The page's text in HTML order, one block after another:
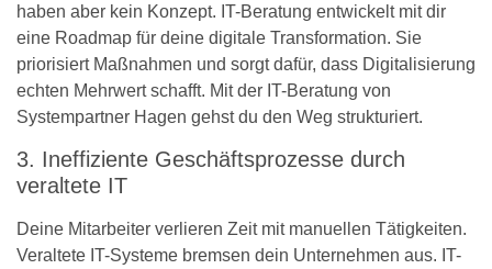
haben aber kein Konzept. IT-Beratung entwickelt mit dir
eine Roadmap für deine digitale Transformation. Sie
priorisiert Maßnahmen und sorgt dafür, dass Digitalisierung
echten Mehrwert schafft. Mit der IT-Beratung von
Systempartner Hagen gehst du den Weg strukturiert.
3. Ineffiziente Geschäftsprozesse durch
veraltete IT
Deine Mitarbeiter verlieren Zeit mit manuellen Tätigkeiten.
Veraltete IT-Systeme bremsen dein Unternehmen aus. IT-